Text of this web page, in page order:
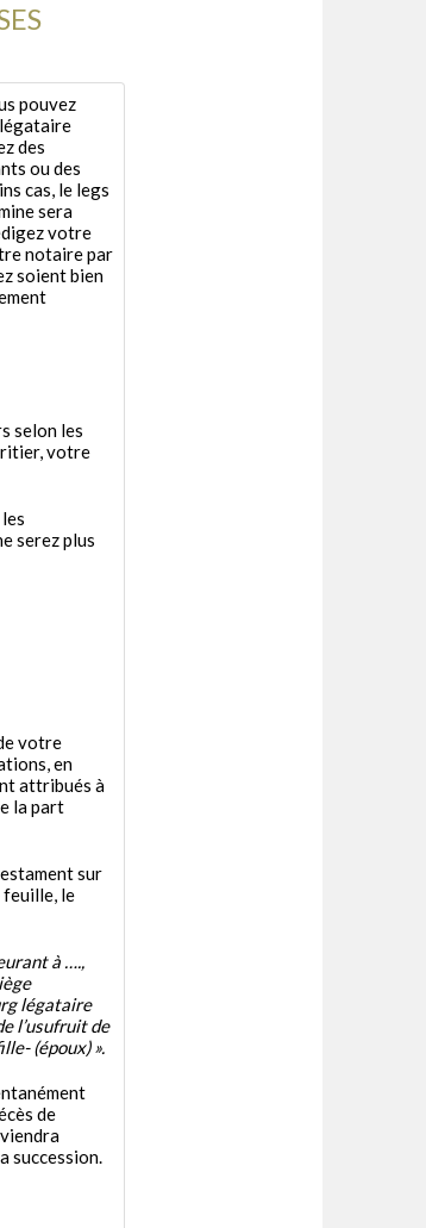
pouvez
des
ou des
cas, le legs
sera
votre
notaire par
soient bien
selon les
votre
serez plus
votre
en
attribués à
la part
sur
feuille, le
à ….,
légataire
l’usufruit de
(époux) ».
de
succession.